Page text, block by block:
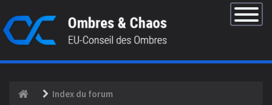
Basculer
la
×
Index du forum